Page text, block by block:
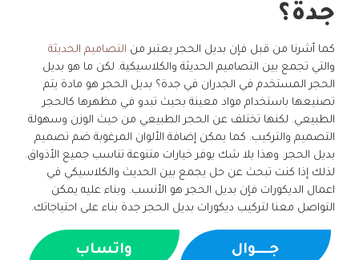
جدة؟
كما أشرنا من قبل فإن بديل الحجر يعتبر من التصاميم الحديثة
والتي تجمع بين التصاميم الحديثة والكلاسيكية. لكن ما هو بديل
الحجر المستخدم في الجدران في جدة؟ بديل الحجر هو مادة يتم
تصنيعها باستخدام مواد معينة بحيث تبدو في مظهرها كالحجر
الطبيعي. لكنها تختلف عن الحجر الطبيعي من حيث الوزن وسهولة
التصميم والتركيب. كما يمكن إضافة الألوان المرغوبة ضم تصميم
بديل الحجر. وهذا بلا شك يوفر خيارات متنوعة تناسب جميع الأذواق.
لذلك إذا كنت تبحث عن حل يجمع بين الحديث والكلاسيكي في
اعمال الديكورات فإن بديل الحجر هو الأنسب. وبناء عليه يمكن
التواصل معنا لتركيب ديكورات بديل الحجر جدة بناء على احتياجاتك.
جــــوال واتساب